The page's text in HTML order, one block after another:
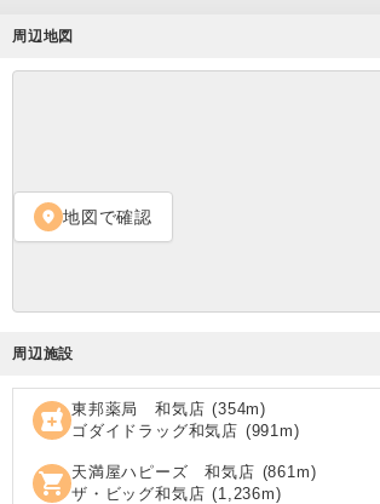
周辺地図
location_on 地図で確認
周辺施設
local_pharmacy 東邦薬局 和気店 (354m)
ゴダイドラッグ和気店 (991m)
shopping_cart 天満屋ハピーズ 和気店 (861 m)
ザ・ビッグ和気店 (1,236m)